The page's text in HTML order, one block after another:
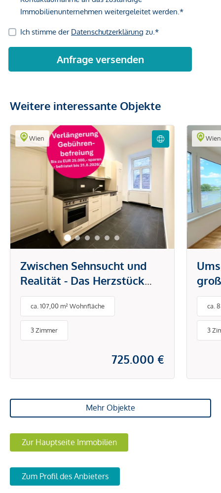
Weitere interessante Objekte
Wien
Zwischen Sehnsucht und
Realität - Das Herzstück
städtischen Lebens
ca. 107,00 m² Wohnfläche
3 Zimmer
725.000 €
Wien
ca.
3
Mehr Objekte
Zur Hauptseite Immobilien
Zum Profil des Anbieters